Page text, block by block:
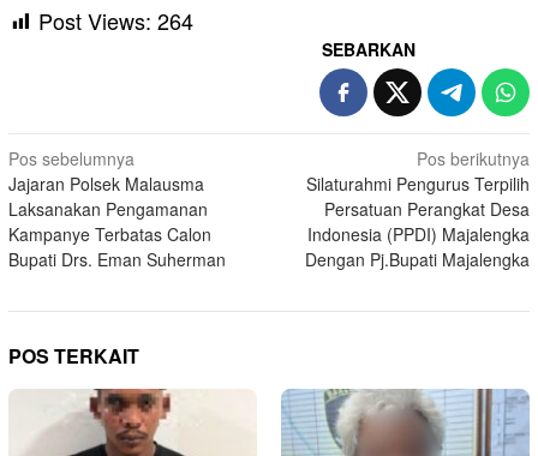
Post Views: 264
SEBARKAN
Navigasi
pos
Pos sebelumnya
Jajaran Polsek Malausma
Laksanakan Pengamanan
Kampanye Terbatas Calon
Bupati Drs. Eman Suherman
Pos berikutnya
Silaturahmi Pengurus Terpilih
Persatuan Perangkat Desa
Indonesia (PPDI) Majalengka
Dengan Pj.Bupati Majalengka
POS TERKAIT